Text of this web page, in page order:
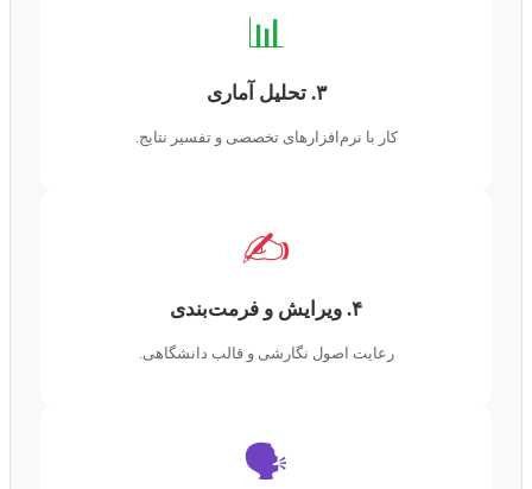
کار با نرم‌افزارهای تخصصی و تفسیر نتایج.
✍️
رعایت اصول نگارشی و قالب دانشگاهی.
🗣️